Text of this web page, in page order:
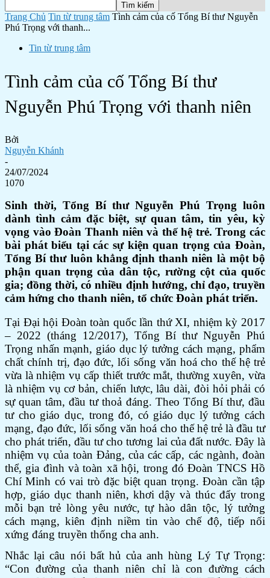
Trang Chủ Tin từ trung tâm Tình cảm của cố Tổng Bí thư Nguyễn
Phú Trọng với thanh...
Tin từ trung tâm
Tình cảm của cố Tổng Bí thư
Nguyễn Phú Trọng với thanh niên
Bởi
Nguyễn Khánh
-
24/07/2024
1070
Sinh thời, Tổng Bí thư Nguyễn Phú Trọng luôn
dành tình cảm đặc biệt, sự quan tâm, tin yêu, kỳ
vọng vào Đoàn Thanh niên và thế hệ trẻ. Trong các
bài phát biểu tại các sự kiện quan trọng của Đoàn,
Tổng Bí thư luôn khẳng định thanh niên là một bộ
phận quan trọng của dân tộc, rường cột của quốc
gia; đồng thời, có nhiều định hướng, chỉ đạo, truyền
cảm hứng cho thanh niên, tổ chức Đoàn phát triển.
Tại Đại hội Đoàn toàn quốc lần thứ XI, nhiệm kỳ 2017
– 2022 (tháng 12/2017), Tổng Bí thư Nguyễn Phú
Trọng nhấn mạnh, giáo dục lý tưởng cách mạng, phẩm
chất chính trị, đạo đức, lối sống văn hoá cho thế hệ trẻ
vừa là nhiệm vụ cấp thiết trước mắt, thường xuyên, vừa
là nhiệm vụ cơ bản, chiến lược, lâu dài, đòi hỏi phải có
sự quan tâm, đầu tư thoả đáng. Theo Tổng Bí thư, đầu
tư cho giáo dục, trong đó, có giáo dục lý tưởng cách
mạng, đạo đức, lối sống văn hoá cho thế hệ trẻ là đầu tư
cho phát triển, đầu tư cho tương lai của đất nước. Đây là
nhiệm vụ của toàn Đảng, của các cấp, các ngành, đoàn
thể, gia đình và toàn xã hội, trong đó Đoàn TNCS Hồ
Chí Minh có vai trò đặc biệt quan trọng. Đoàn cần tập
hợp, giáo dục thanh niên, khơi dậy và thúc đẩy trong
mỗi bạn trẻ lòng yêu nước, tự hào dân tộc, lý tưởng
cách mạng, kiên định niềm tin vào chế độ, tiếp nối
xứng đáng truyền thống cha anh.
Nhắc lại câu nói bất hủ của anh hùng Lý Tự Trọng:
“Con đường của thanh niên chỉ là con đường cách